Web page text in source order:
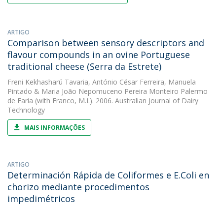
ARTIGO
Comparison between sensory descriptors and
flavour compounds in an ovine Portuguese
traditional cheese (Serra da Estrete)
Freni Kekhasharú Tavaria, António César Ferreira, Manuela
Pintado & Maria João Nepomuceno Pereira Monteiro Palermo
de Faria (with Franco, M.I.). 2006. Australian Journal of Dairy
Technology
MAIS INFORMAÇÕES
ARTIGO
Determinación Rápida de Coliformes e E.Coli en
chorizo mediante procedimentos
impedimétricos